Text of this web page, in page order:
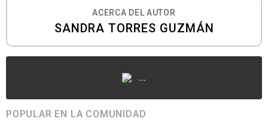
ACERCA DEL AUTOR
SANDRA TORRES GUZMÁN
...
POPULAR EN LA COMUNIDAD